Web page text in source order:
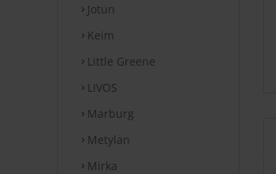
Jotun
Keim
Little Greene
LIVOS
Marburg
Metylan
Mirka